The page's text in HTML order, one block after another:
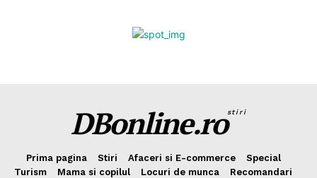
DBonline.rostiri
Prima pagina Stiri Afaceri si E-commerce
Special
Turism
Mama si copilul Locuri de munca
Recomandari